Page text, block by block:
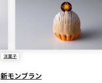
洋菓子
新モンブラン